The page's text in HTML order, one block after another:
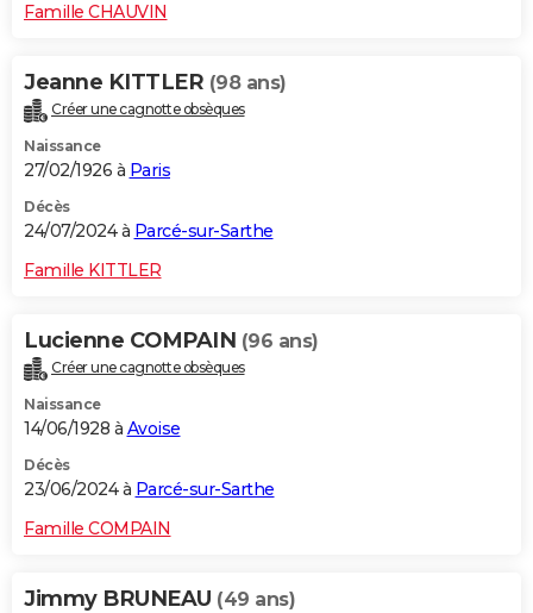
Famille CHAUVIN
Jeanne KITTLER (98 ans)
Créer une cagnotte obsèques
Naissance
27/02/1926 à Paris
Décès
24/07/2024 à Parcé-sur-Sarthe
Famille KITTLER
Lucienne COMPAIN (96 ans)
Créer une cagnotte obsèques
Naissance
14/06/1928 à Avoise
Décès
23/06/2024 à Parcé-sur-Sarthe
Famille COMPAIN
Jimmy BRUNEAU (49 ans)